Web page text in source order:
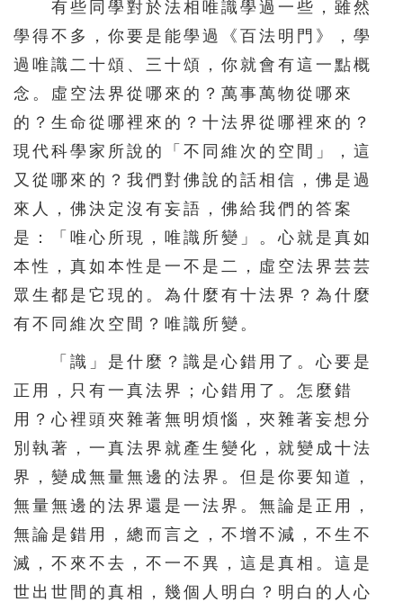
有些同學對於法相唯識學過一些，雖然
學得不多，你要是能學過《百法明門》，學
過唯識二十頌、三十頌，你就會有這一點概
念。虛空法界從哪來的？萬事萬物從哪來
的？生命從哪裡來的？十法界從哪裡來的？
現代科學家所說的「不同維次的空間」，這
又從哪來的？我們對佛說的話相信，佛是過
來人，佛決定沒有妄語，佛給我們的答案
是：「唯心所現，唯識所變」。心就是真如
本性，真如本性是一不是二，虛空法界芸芸
眾生都是它現的。為什麼有十法界？為什麼
有不同維次空間？唯識所變。
「識」是什麼？識是心錯用了。心要是
正用，只有一真法界；心錯用了。怎麼錯
用？心裡頭夾雜著無明煩惱，夾雜著妄想分
別執著，一真法界就產生變化，就變成十法
界，變成無量無邊的法界。但是你要知道，
無量無邊的法界還是一法界。無論是正用，
無論是錯用，總而言之，不增不減，不生不
滅，不來不去，不一不異，這是真相。這是
世出世間的真相，幾個人明白？明白的人心